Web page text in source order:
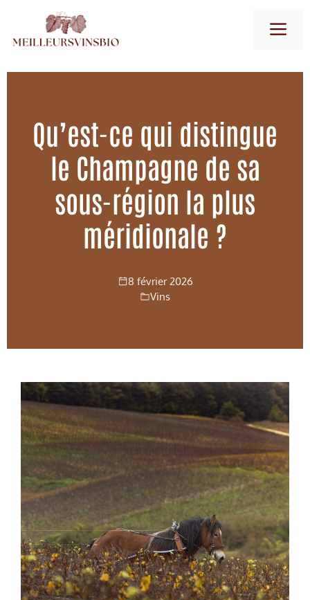
contenu
Qu’est-ce qui distingue
le Champagne de sa
sous-région la plus
méridionale ?
8 février 2026
Vins